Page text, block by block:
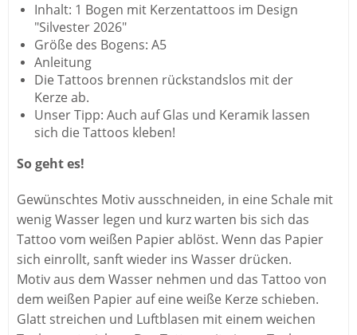
Inhalt: 1 Bogen mit Kerzentattoos im Design
"Silvester 2026"
Größe des Bogens: A5
Anleitung
Die Tattoos brennen rückstandslos mit der
Kerze ab.
Unser Tipp: Auch auf Glas und Keramik lassen
sich die Tattoos kleben!
So geht es!
Gewünschtes Motiv ausschneiden, in eine Schale mit
wenig Wasser legen und kurz warten bis sich das
Tattoo vom weißen Papier ablöst. Wenn das Papier
sich einrollt, sanft wieder ins Wasser drücken.
Motiv aus dem Wasser nehmen und das Tattoo von
dem weißen Papier auf eine weiße Kerze schieben.
Glatt streichen und Luftblasen mit einem weichen